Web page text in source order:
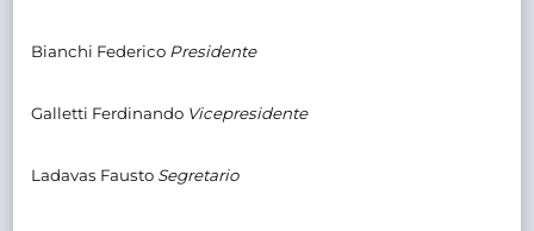
Bianchi Federico Presidente
Galletti Ferdinando Vicepresidente
Ladavas Fausto Segretario